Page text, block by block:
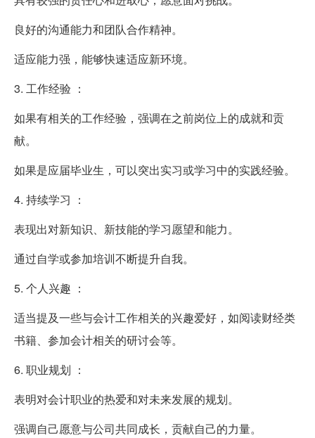
良好的沟通能力和团队合作精神。
适应能力强，能够快速适应新环境。
3. 工作经验 ：
如果有相关的工作经验，强调在之前岗位上的成就和贡
献。
如果是应届毕业生，可以突出实习或学习中的实践经验。
4. 持续学习 ：
表现出对新知识、新技能的学习愿望和能力。
通过自学或参加培训不断提升自我。
5. 个人兴趣 ：
适当提及一些与会计工作相关的兴趣爱好，如阅读财经类
书籍、参加会计相关的研讨会等。
6. 职业规划 ：
表明对会计职业的热爱和对未来发展的规划。
强调自己愿意与公司共同成长，贡献自己的力量。